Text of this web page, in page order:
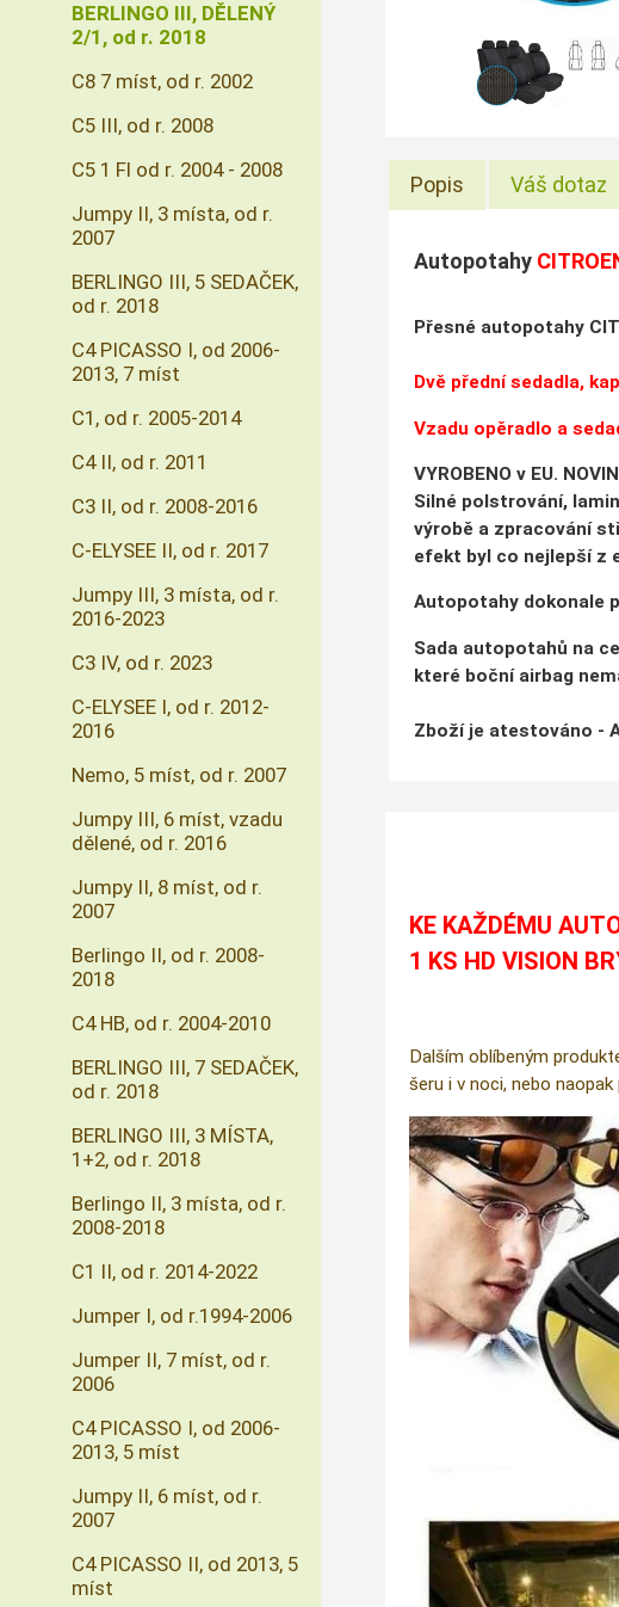
Popis Váš dotaz
Autopotahy
Přesné autopotahy
Dvě přední sedadla,
Vzadu opěradlo a
VYROBENO v EU.
Silné polstrování,
výrobě a zpracování
efekt byl co nejlepší z
Autopotahy dokonale
Sada autopotahů na
které boční airbag
Zboží je atestováno -
KE KAŽDÉMU
1 KS HD VISION
Dalším oblíbeným
šeru i v noci, nebo
BERLINGO III, DĚLENÝ
2/1, od r. 2018
C8 7 míst, od r. 2002
C5 III, od r. 2008
C5 1 Fl od r. 2004 - 2008
Jumpy II, 3 místa, od r.
2007
BERLINGO III, 5 SEDAČEK,
od r. 2018
C4 PICASSO I, od 2006-
2013, 7 míst
C1, od r. 2005-2014
C4 II, od r. 2011
C3 II, od r. 2008-2016
C-ELYSEE II, od r. 2017
Jumpy III, 3 místa, od r.
2016-2023
C3 IV, od r. 2023
C-ELYSEE I, od r. 2012-
2016
Nemo, 5 míst, od r. 2007
Jumpy III, 6 míst, vzadu
dělené, od r. 2016
Jumpy II, 8 míst, od r.
2007
Berlingo II, od r. 2008-
2018
C4 HB, od r. 2004-2010
BERLINGO III, 7 SEDAČEK,
od r. 2018
BERLINGO III, 3 MÍSTA,
1+2, od r. 2018
Berlingo II, 3 místa, od r.
2008-2018
C1 II, od r. 2014-2022
Jumper I, od r.1994-2006
Jumper II, 7 míst, od r.
2006
C4 PICASSO I, od 2006-
2013, 5 míst
Jumpy II, 6 míst, od r.
2007
C4 PICASSO II, od 2013, 5
míst